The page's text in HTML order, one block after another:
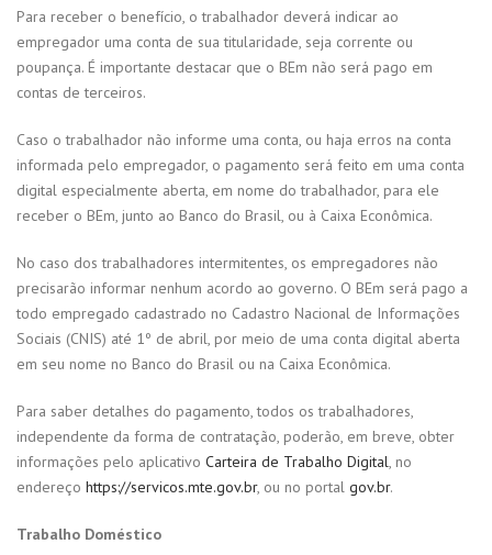
Para receber o benefício, o trabalhador deverá indicar ao
empregador uma conta de sua titularidade, seja corrente ou
poupança. É importante destacar que o BEm não será pago em
contas de terceiros.
Caso o trabalhador não informe uma conta, ou haja erros na conta
informada pelo empregador, o pagamento será feito em uma conta
digital especialmente aberta, em nome do trabalhador, para ele
receber o BEm, junto ao Banco do Brasil, ou à Caixa Econômica.
No caso dos trabalhadores intermitentes, os empregadores não
precisarão informar nenhum acordo ao governo. O BEm será pago a
todo empregado cadastrado no Cadastro Nacional de Informações
Sociais (CNIS) até 1º de abril, por meio de uma conta digital aberta
em seu nome no Banco do Brasil ou na Caixa Econômica.
Para saber detalhes do pagamento, todos os trabalhadores,
independente da forma de contratação, poderão, em breve, obter
informações pelo aplicativo Carteira de Trabalho Digital , no
endereço https://servicos.mte.gov.br, ou no portal gov.br.
Trabalho Doméstico